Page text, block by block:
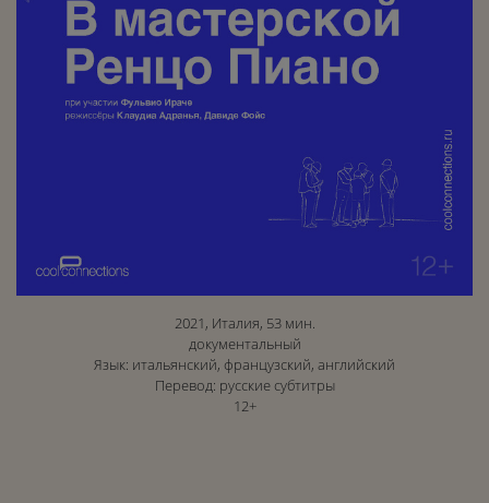
2021, Италия, 53 мин.
документальный
Язык: итальянский, французский, английский
Перевод: русские субтитры
12+